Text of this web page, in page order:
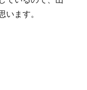
います。